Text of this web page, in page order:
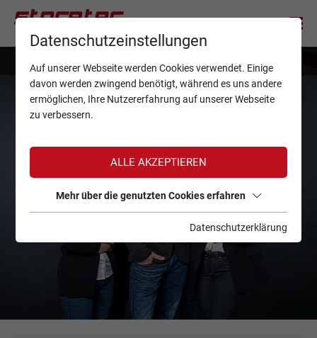
Benefits
Datenschutzeinstellungen
Auf unserer Webseite werden Cookies verwendet. Einige
davon werden zwingend benötigt, während es uns andere
ermöglichen, Ihre Nutzererfahrung auf unserer Webseite
zu verbessern.
ALLE AKZEPTIEREN
Mehr über die genutzten Cookies erfahren
Datenschutzerklärung